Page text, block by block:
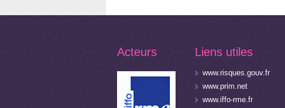
Acteurs Liens utiles
www.risques.gouv.fr
www.prim.net
www.iffo-rme.fr